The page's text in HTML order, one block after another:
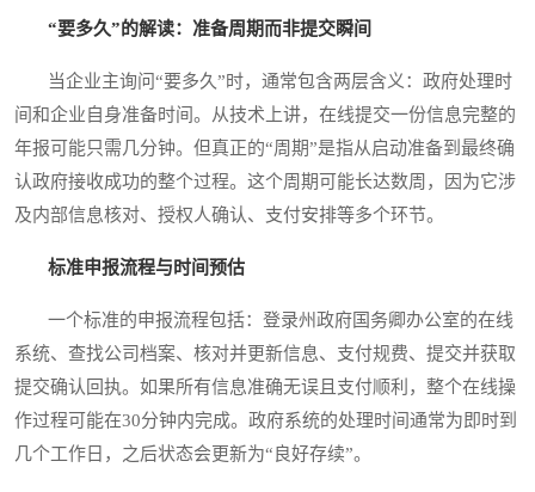
“要多久”的解读：准备周期而非提交瞬间
当企业主询问“要多久”时，通常包含两层含义：政府处理时
间和企业自身准备时间。从技术上讲，在线提交一份信息完整的
年报可能只需几分钟。但真正的“周期”是指从启动准备到最终确
认政府接收成功的整个过程。这个周期可能长达数周，因为它涉
及内部信息核对、授权人确认、支付安排等多个环节。
标准申报流程与时间预估
一个标准的申报流程包括：登录州政府国务卿办公室的在线
系统、查找公司档案、核对并更新信息、支付规费、提交并获取
提交确认回执。如果所有信息准确无误且支付顺利，整个在线操
作过程可能在30分钟内完成。政府系统的处理时间通常为即时到
几个工作日，之后状态会更新为“良好存续”。